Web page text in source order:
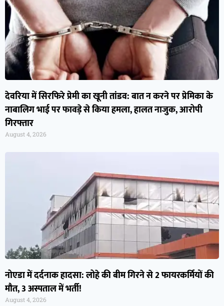
देवरिया में सिरफिरे प्रेमी का खूनी तांडव: बात न करने पर प्रेमिका के
नाबालिग भाई पर फावड़े से किया हमला, हालत नाजुक, आरोपी
गिरफ्तार
August 4, 2026
नोएडा में दर्दनाक हादसा: लोहे की बीम गिरने से 2 फायरकर्मियों की
मौत, 3 अस्पताल में भर्ती!
August 4, 2026